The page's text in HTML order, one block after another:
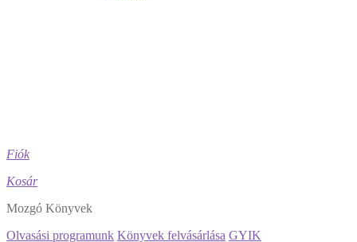
Fiók
Kosár
Mozgó Könyvek
Olvasási programunk Könyvek felvásárlása GYIK